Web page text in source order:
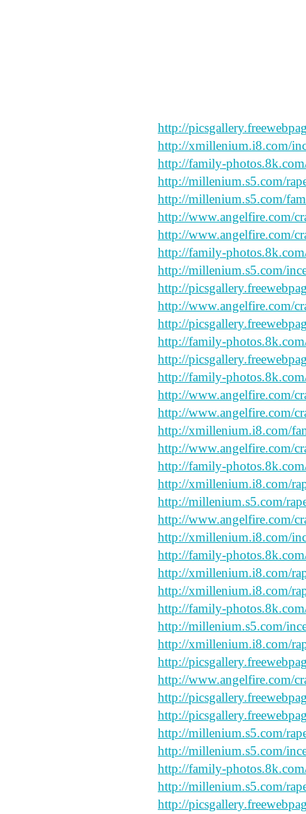
http://
http://xmillenium.i8.com/
http://family-
http://millenium.s5.com/
http://millenium.s5.com/
http://www.angelfire.com/
http://www.angelfire.com/
http://family-
http://millenium.s5.com/
http://
http://www.angelfire.com/
http://
http://family-
http://
http://family-
http://www.angelfire.com/
http://www.angelfire.com/
http://xmillenium.i8.com/
http://www.angelfire.com/
http://family-
http://xmillenium.i8.com/
http://millenium.s5.com/
http://www.angelfire.com/
http://xmillenium.i8.com/
http://family-
http://xmillenium.i8.com/
http://xmillenium.i8.com/
http://family-
http://millenium.s5.com/
http://xmillenium.i8.com/
http://
http://www.angelfire.com/
http://
http://
http://millenium.s5.com/
http://millenium.s5.com/
http://family-
http://millenium.s5.com/
http://